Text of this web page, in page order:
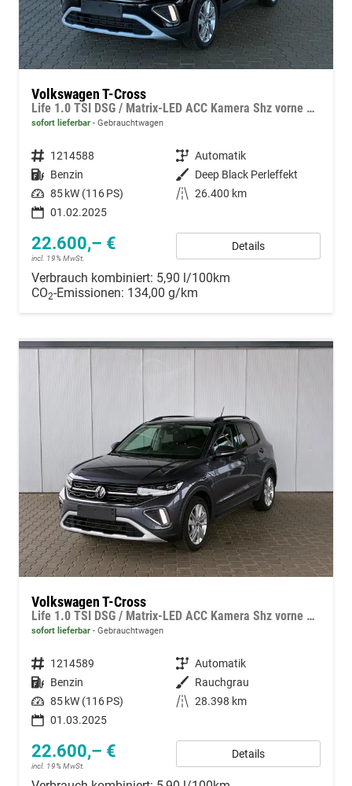
Volkswagen T-Cross
Life 1.0 TSI DSG / Matrix-LED ACC Kamera Shz vorne Apple Carplay Alu 17'' Winterreifen
sofort lieferbar Gebrauchtwagen
Fahrzeugnummer 1214588 Getriebe Automatik
Kraftstoff Benzin Außenfarbe Deep Black Perleffekt
Leistung 85 kW (116 PS) Kilometerstand 26.400 km
01.02.2025
22.600,– €
incl. 19% MwSt.
Details
Verbrauch kombiniert: 5,90 l/100km
CO2-Emissionen: 134,00 g/km
Volkswagen T-Cross
Life 1.0 TSI DSG / Matrix-LED ACC Kamera Shz vorne Apple Carplay Alu 17'' Winterreifen
sofort lieferbar Gebrauchtwagen
Fahrzeugnummer 1214589 Getriebe Automatik
Kraftstoff Benzin Außenfarbe Rauchgrau
Leistung 85 kW (116 PS) Kilometerstand 28.398 km
01.03.2025
22.600,– €
incl. 19% MwSt.
Details